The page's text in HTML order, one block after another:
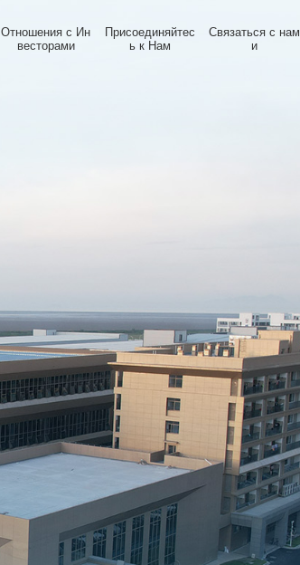
Отношения с Ин
весторами
Присоединяйтес
ь к Нам
Связаться с нам
и